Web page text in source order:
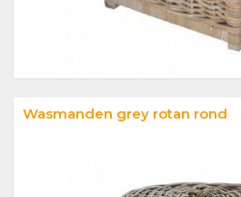
Wasmanden grey rotan rond